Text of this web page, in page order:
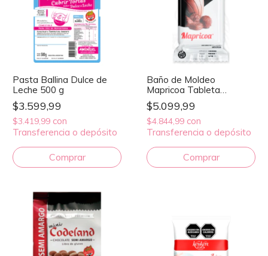
Pasta Ballina Dulce de
Leche 500 g
$3.599,99
$3.419,99 con
Transferencia o depósito
Baño de Moldeo
Mapricoa Tableta
Semiamargo 500 g
$5.099,99
$4.844,99 con
Transferencia o depósito